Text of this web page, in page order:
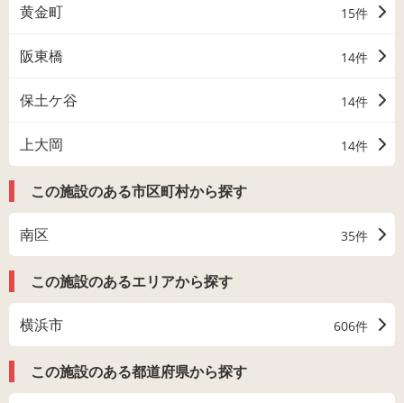
黄金町 15件
阪東橋 14件
保土ケ谷 14件
上大岡 14件
この施設のある市区町村から探す
南区 35件
この施設のあるエリアから探す
横浜市 606件
この施設のある都道府県から探す